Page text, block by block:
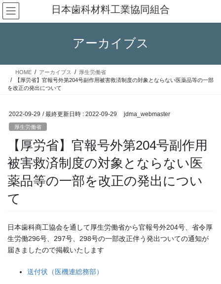
コ
ン
テ
ス
ナ
ビ
ゲ
ン
日本歯科材料工業協同組合
アーカイブス
HOME アーカイブス
厚生労働省
【厚労省】官報号外第204号副作用被害救済制度の対象とならない医薬品等の一部
を改正の発出について
2022-09-29 / 最終更新日時 : 2022-09-29 jdma_webmaster
厚生労働省
【厚労省】官報号外第204号副作用
被害救済制度の対象とならない医
薬品等の一部を改正の発出につい
て
日本歯科商工協会を通して厚生労働省から官報号外204号、省令厚
生労働296号、297号、298号の一部改正伴う発出ついての通知が
届きましたので掲載いたします
送付状（医機連総務部）